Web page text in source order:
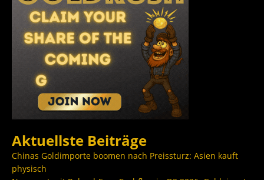
Aktuellste Beiträge
Chinas Goldimporte boomen nach Preissturz: Asien kauft
physisch